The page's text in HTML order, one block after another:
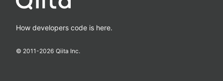
How developers code is here.
© 2011-2026 Qiita Inc.